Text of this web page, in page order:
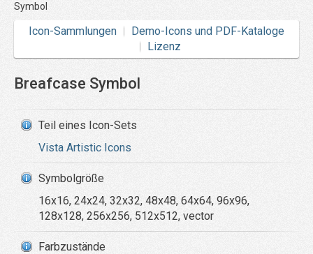
Symbol
Icon-Sammlungen
Demo-Icons und PDF-Kataloge
Lizenz
Breafcase Symbol
Teil eines Icon-Sets
Vista Artistic Icons
Symbolgröße
16x16, 24x24, 32x32, 48x48, 64x64, 96x96,
128x128, 256x256, 512x512, vector
Farbzustände